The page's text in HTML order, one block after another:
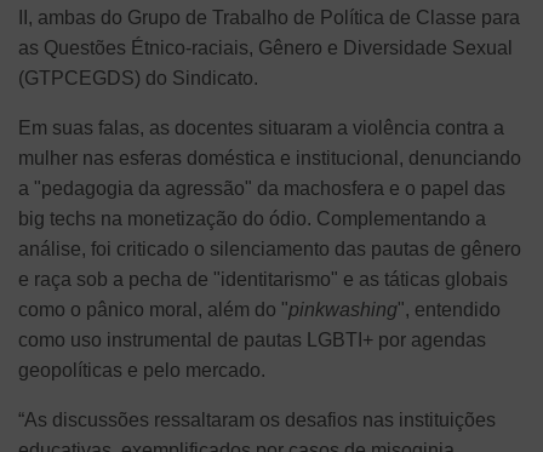
II, ambas do Grupo de Trabalho de Política de Classe para
as Questões Étnico-raciais, Gênero e Diversidade Sexual
(GTPCEGDS) do Sindicato.
Em suas falas, as docentes situaram a violência contra a
mulher nas esferas doméstica e institucional, denunciando
a "pedagogia da agressão" da machosfera e o papel das
big techs na monetização do ódio. Complementando a
análise, foi criticado o silenciamento das pautas de gênero
e raça sob a pecha de "identitarismo" e as táticas globais
como o pânico moral, além do "pinkwashing", entendido
como uso instrumental de pautas LGBTI+ por agendas
geopolíticas e pelo mercado.
“As discussões ressaltaram os desafios nas instituições